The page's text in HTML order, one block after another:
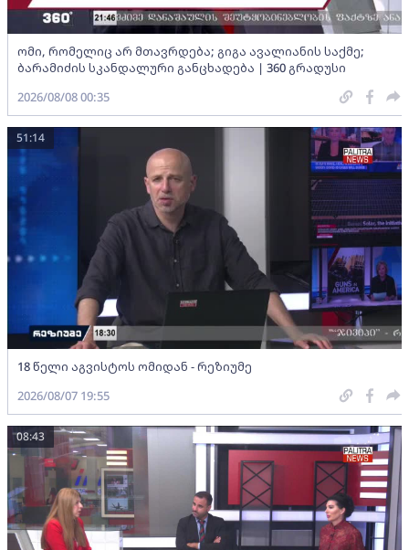
ომი, რომელიც არ მთავრდება; გიგა ავალიანის საქმე;
ბარამიძის სკანდალური განცხადება | 360 გრადუსი
2026/08/08 00:35
18 წელი აგვისტოს ომიდან - რეზიუმე
51:14
2026/08/07 19:55
08:43